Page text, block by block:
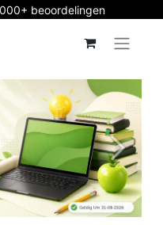
beoordelingen